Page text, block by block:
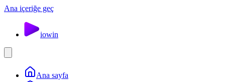
Ana içeriğe geç
iowin
Ana sayfa